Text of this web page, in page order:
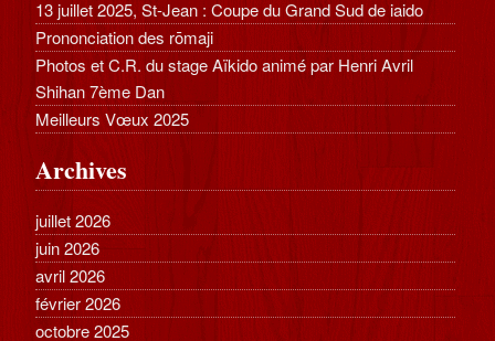
13 juillet 2025, St-Jean : Coupe du Grand Sud de iaido
Prononciation des rōmaji
Photos et C.R. du stage Aïkido animé par Henri Avril
Shihan 7ème Dan
Meilleurs Vœux 2025
Archives
juillet 2026
juin 2026
avril 2026
février 2026
octobre 2025